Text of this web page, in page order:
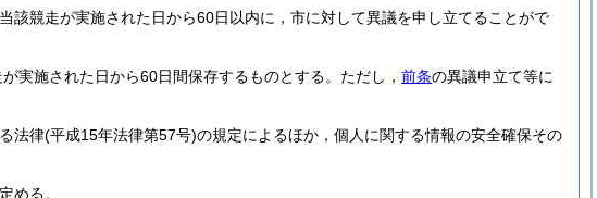
該競走が実施された日から60日以内に，市に対して異議を申し立てることがで
実施された日から60日間保存するものとする。 ただし， 前条の異議申立て等に
法律(平成15年法律第57号)の規定によるほか，個人に関する情報の安全確保その
める。